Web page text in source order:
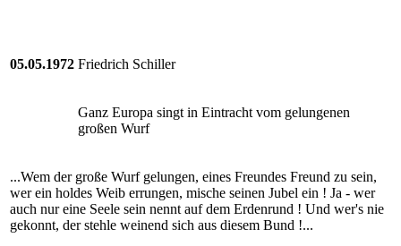
05.05.1972 Friedrich Schiller
Ganz Europa singt in Eintracht vom gelungenen
großen Wurf
...Wem der große Wurf gelungen, eines Freundes Freund zu sein,
wer ein holdes Weib errungen, mische seinen Jubel ein ! Ja - wer
auch nur eine Seele sein nennt auf dem Erdenrund ! Und wer's nie
gekonnt, der stehle weinend sich aus diesem Bund !...